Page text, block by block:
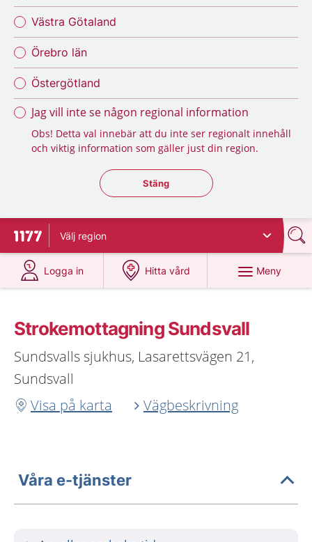
Västra Götaland
Örebro län
Östergötland
Jag vill inte se någon regional information
Obs! Detta val innebär att du inte ser regionalt innehåll
och viktig information som gäller just din region.
Stäng regionsväljaren
Stäng
Till startsidan för 1177
Välj region
Logga in
på 1177.se
Hitta vård
på 1177.se
Meny
Strokemottagning Sundsvall
Sundsvalls sjukhus, Lasarettsvägen 21,
Sundsvall
Visa på karta
Vägbeskrivning
Våra e-tjänster